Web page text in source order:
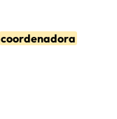
coordenadora